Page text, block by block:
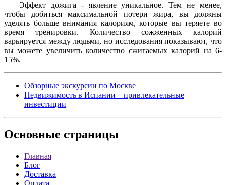
Эффект дожига - явление уникальное. Тем не менее,
чтобы добиться максимальной потери жира, вы должны
уделять больше внимания калориям, которые вы теряете во
время тренировки. Количество сожженных калорий
варьируется между людьми, но исследования показывают, что
вы можете увеличить количество сжигаемых калорий на 6-
15%.
Обзорные экскурсии по Москве
Недвижимость в Испании – привлекательные
инвестиции
Основные страницы
Главная
Блог
Доставка
Оплата